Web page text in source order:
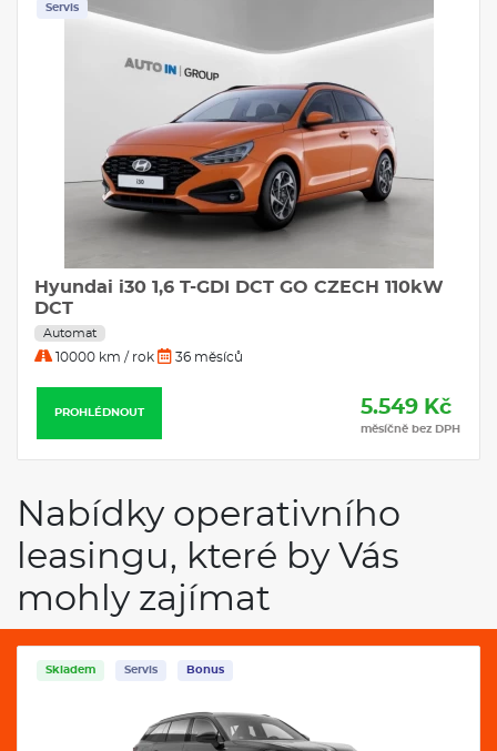
Servis
Hyundai i30 1,6 T-GDI DCT GO CZECH 110kW
DCT
Automat
10000 km / rok 36 měsíců
PROHLÉDNOUT 5.549 Kč
měsíčně bez DPH
Nabídky operativního
leasingu, které by Vás
mohly zajímat
Skladem Servis Bonus